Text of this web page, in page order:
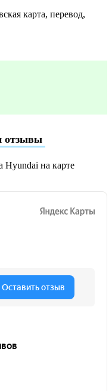
карта, перевод,
отзывы
Hyundai на карте